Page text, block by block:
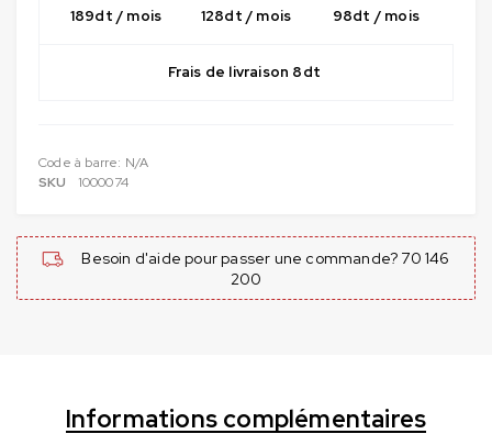
189dt / mois 128dt / mois 98dt / mois
Frais de livraison 8dt
Code à barre: N/A
SKU
1000074
Besoin d'aide pour passer une commande? 70 146
200
Informations complémentaires